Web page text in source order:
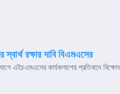
রক্ষার দাবি বিএমএসের
এইচএমএসের কার্যকলাপের প্রতিবাদে